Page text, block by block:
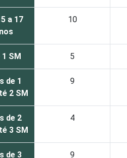
a 17
10
SM 5
de 1
2 SM
9
de 2
3 SM
4
de 3
9